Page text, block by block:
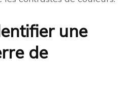
une
de